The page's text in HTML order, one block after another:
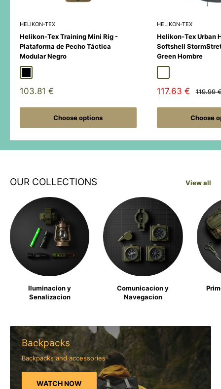
HELIKON-TEX
Helikon-Tex Training Mini Rig -
Plataforma de Pecho Táctica
Modular Negro
Sale
103.81 €
Choose options
HELIKON-TEX
Helikon-Tex Urban
Softshell
Green Hombre
Sale
117.63 €
Regular
119.99
Choose
OUR COLLECTIONS View all
Iluminacion y
Senalizacion
Comunicacion y
Navegacion
Backpacks
Backpacks and accessories
WATCH NOW